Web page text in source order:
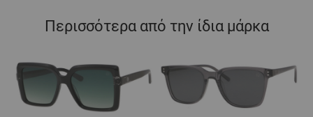
Περισσότερα από την ίδια μάρκα